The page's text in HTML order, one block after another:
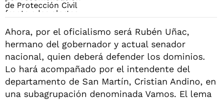
Ahora, por el oficialismo será Rubén Uñac,
hermano del gobernador y actual senador
nacional, quien deberá defender los dominios.
Lo hará acompañado por el intendente del
departamento de San Martín, Cristian Andino, en
una subagrupación denominada Vamos. El lema